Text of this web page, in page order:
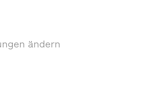
ändern